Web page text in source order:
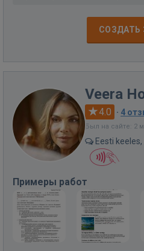
СОЗДАТЬ
Veera
4.0 · 4
Был на сайте: 2
Eesti
Примеры работ